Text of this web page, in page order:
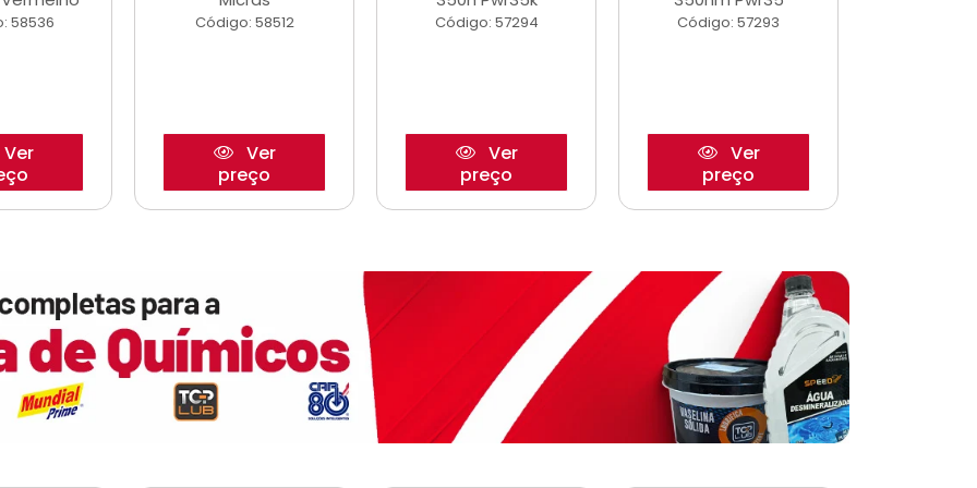
58536
Ver
Código: 58512
Ver
preço
Código: 57294
Ver
preço
Código: 57293
Ver
preço